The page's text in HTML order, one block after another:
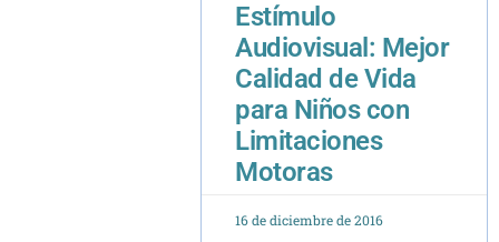
Estímulo
Audiovisual: Mejor
Calidad de Vida
para Niños con
Limitaciones
Motoras
16 de diciembre de 2016